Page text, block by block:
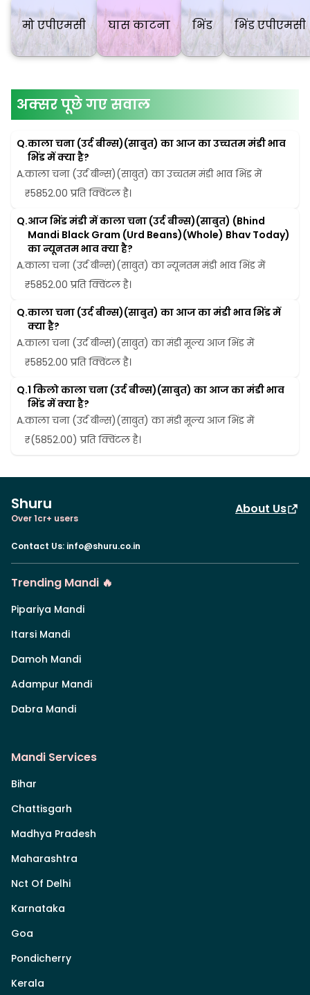
मो एपीएमसी घास काटना भिंड भिंड एपीएमसी
अक्सर पूछे गए सवाल
Q.काला चना (उर्द बीन्स)(साबुत) का आज का उच्चतम मंडी भाव
भिंड में क्या है?
A.काला चना (उर्द बीन्स)(साबुत) का उच्चतम मंडी भाव भिंड में
₹5852.00 प्रति क्विंटल है।
Q.आज भिंड मंडी में काला चना (उर्द बीन्स)(साबुत) (Bhind
Mandi Black Gram (Urd Beans)(Whole) Bhav Today)
का न्यूनतम भाव क्या है?
A.काला चना (उर्द बीन्स)(साबुत) का न्यूनतम मंडी भाव भिंड में
₹5852.00 प्रति क्विंटल है।
Q.काला चना (उर्द बीन्स)(साबुत) का आज का मंडी भाव भिंड में
क्या है?
A.काला चना (उर्द बीन्स)(साबुत) का मंडी मूल्य आज भिंड में
₹5852.00 प्रति क्विंटल है।
Q.1 किलो काला चना (उर्द बीन्स)(साबुत) का आज का मंडी भाव
भिंड में क्या है?
A.काला चना (उर्द बीन्स)(साबुत) का मंडी मूल्य आज भिंड में
₹(5852.00) प्रति क्विंटल है।
Shuru
Over 1cr+ users
About Us
Contact Us: info@shuru.co.in
Trending Mandi 🔥
Pipariya Mandi
Itarsi Mandi
Damoh Mandi
Adampur Mandi
Dabra Mandi
Mandi Services
Bihar
Chattisgarh
Madhya Pradesh
Maharashtra
Nct Of Delhi
Karnataka
Goa
Pondicherry
Kerala